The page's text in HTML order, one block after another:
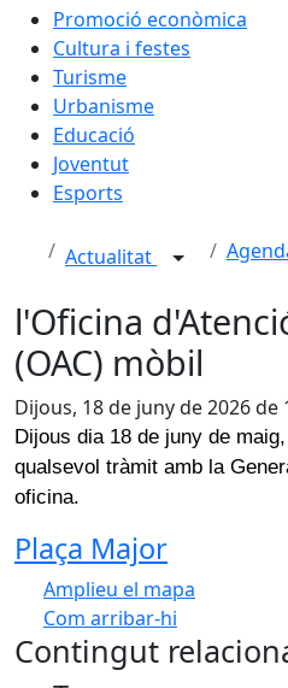
Promoció econòmica
Cultura i festes
Turisme
Urbanisme
Educació
Joventut
Esports
Actualitat
l'Oficina
(OAC) mòbil
Dijous, 18 de juny de 2026 de
Dijous dia 18 de juny de
qualsevol tràmit amb la
oficina.
Plaça Major
Amplieu el mapa
Com arribar-hi
+
Contingut